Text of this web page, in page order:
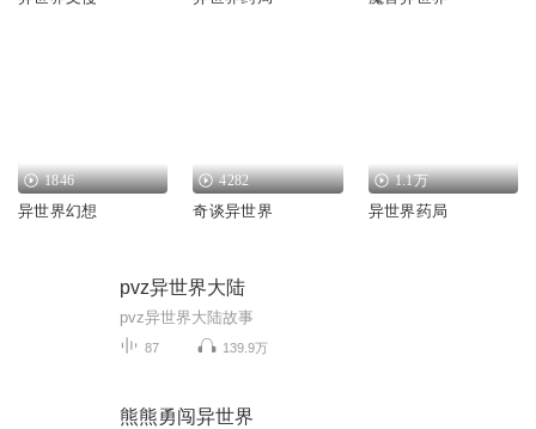
1846
异世界幻想
4282
奇谈异世界
1.1万
异世界药局
pvz异世界大陆
pvz异世界大陆故事
87 139.9万
熊熊勇闯异世界